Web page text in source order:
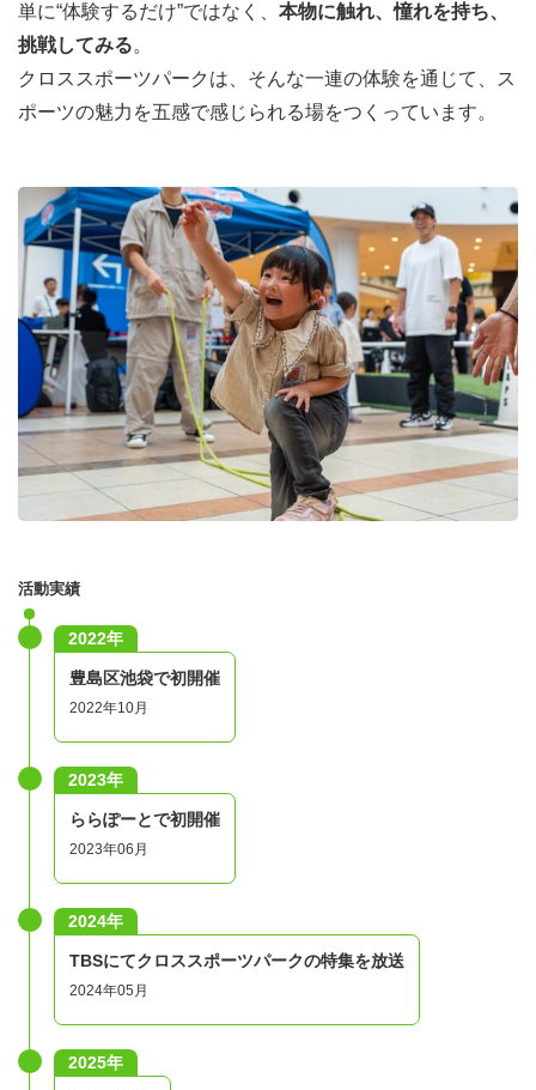
単に“体験するだけ”ではなく、 本物に触れ、憧れを持ち、
挑戦してみる。
クロススポーツパークは、そんな一連の体験を通じて、ス
ポーツの魅力を五感で感じられる場をつくっています。
活動実績
2022年
豊島区池袋で初開催
2022年10月
2023年
ららぽーとで初開催
2023年06月
2024年
TBSにてクロススポーツパークの特集を放送
2024年05月
2025年